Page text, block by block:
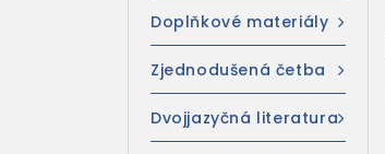
Doplňkové materiály
Zjednodušená četba
Dvojjazyčná literatura